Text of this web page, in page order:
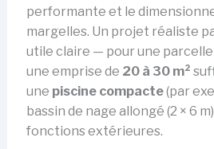
performante et le
margelles. Un projet réaliste
utile claire — pour une parcelle
une emprise de 20 à 30 m²
une piscine compacte(par
bassin de nage allongé (2 × 6
fonctions extérieures.